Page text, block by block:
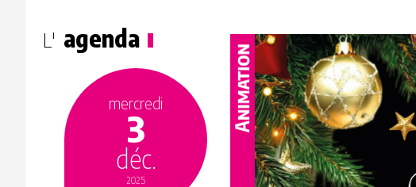
L' agenda
3
déc.
2025
mercredi